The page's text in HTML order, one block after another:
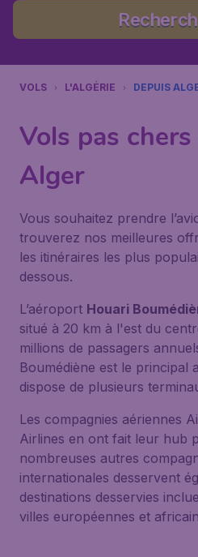
VOLS L'ALGÉRIE DEPUIS
Vols pas
Alger
Vous souhaitez prendre
trouverez nos meilleures
les itinéraires les plus
dessous.
L’aéroport Houari
situé à 20 km à l'est du
millions de passagers
Boumédiène est le principal
dispose de plusieurs
Les compagnies aériennes
Airlines en ont fait leur hub
nombreuses autres
internationales desservent
destinations desservies
villes européennes et